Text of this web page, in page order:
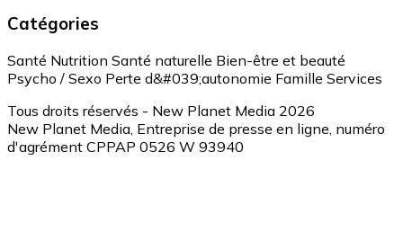
Catégories
Santé Nutrition Santé naturelle Bien-être et beauté
Psycho / Sexo Perte d&#039;autonomie Famille Services
Tous droits réservés - New Planet Media 2026
New Planet Media, Entreprise de presse en ligne, numéro
d'agrément CPPAP 0526 W 93940